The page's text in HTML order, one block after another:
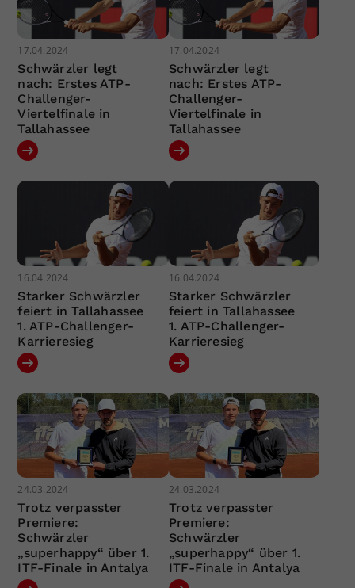
17.04.2024
Schwärzler legt
nach: Erstes ATP-
Challenger-
Viertelfinale in
Tallahassee
17.04.2024
Schwärzler legt
nach: Erstes ATP-
Challenger-
Viertelfinale in
Tallahassee
16.04.2024
Starker Schwärzler
feiert in Tallahassee
1. ATP-Challenger-
Karrieresieg
16.04.2024
Starker Schwärzler
feiert in Tallahassee
1. ATP-Challenger-
Karrieresieg
24.03.2024
Trotz verpasster
Premiere:
Schwärzler
„superhappy“ über 1.
ITF-Finale in Antalya
24.03.2024
Trotz verpasster
Premiere:
Schwärzler
„superhappy“ über 1.
ITF-Finale in Antalya